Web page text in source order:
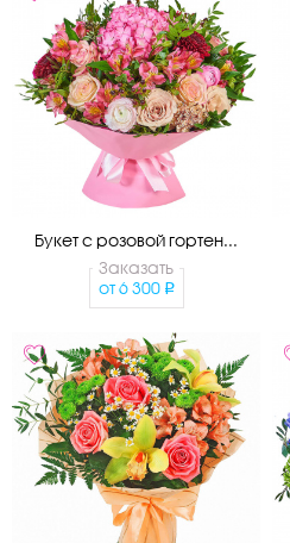
Букет с розовой гортен...
Заказать
от 6 300